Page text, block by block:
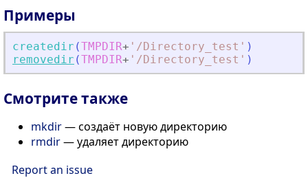
Примеры
createdir (TMPDIR+ ' /Directory_test ' )
removedir (TMPDIR+ ' /Directory_test ' )
Смотрите также
mkdir— создаёт новую директорию
rmdir— удаляет директорию
Report an issue